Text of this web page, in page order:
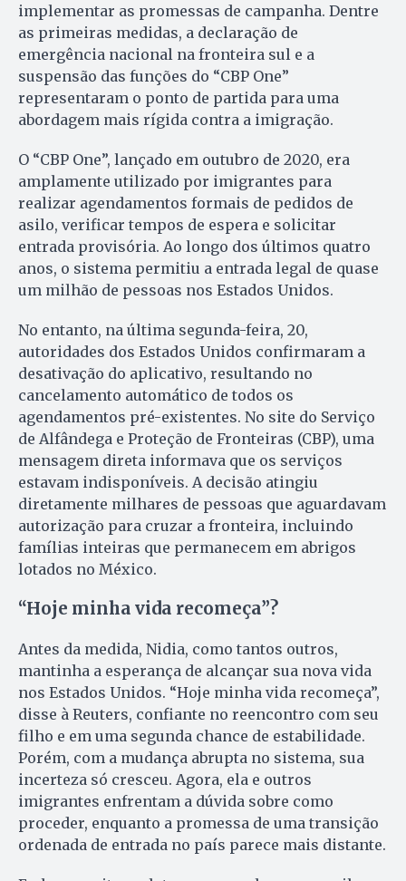
implementar as promessas de campanha. Dentre
as primeiras medidas, a declaração de
emergência nacional na fronteira sul e a
suspensão das funções do “CBP One”
representaram o ponto de partida para uma
abordagem mais rígida contra a imigração.
O “CBP One”, lançado em outubro de 2020, era
amplamente utilizado por imigrantes para
realizar agendamentos formais de pedidos de
asilo, verificar tempos de espera e solicitar
entrada provisória. Ao longo dos últimos quatro
anos, o sistema permitiu a entrada legal de quase
um milhão de pessoas nos Estados Unidos.
No entanto, na última segunda-feira, 20,
autoridades dos Estados Unidos confirmaram a
desativação do aplicativo, resultando no
cancelamento automático de todos os
agendamentos pré-existentes. No site do Serviço
de Alfândega e Proteção de Fronteiras (CBP), uma
mensagem direta informava que os serviços
estavam indisponíveis. A decisão atingiu
diretamente milhares de pessoas que aguardavam
autorização para cruzar a fronteira, incluindo
famílias inteiras que permanecem em abrigos
lotados no México.
“Hoje minha vida recomeça”?
Antes da medida, Nidia, como tantos outros,
mantinha a esperança de alcançar sua nova vida
nos Estados Unidos. “Hoje minha vida recomeça”,
disse à Reuters, confiante no reencontro com seu
filho e em uma segunda chance de estabilidade.
Porém, com a mudança abrupta no sistema, sua
incerteza só cresceu. Agora, ela e outros
imigrantes enfrentam a dúvida sobre como
proceder, enquanto a promessa de uma transição
ordenada de entrada no país parece mais distante.